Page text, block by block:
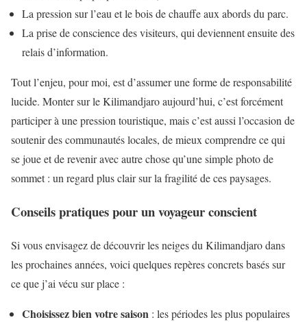
La pression sur l’eau et le bois de chauffe aux abords du parc.
La prise de conscience des visiteurs, qui deviennent ensuite des
relais d’information.
Tout l’enjeu, pour moi, est d’assumer une forme de responsabilité
lucide. Monter sur le Kilimandjaro aujourd’hui, c’est forcément
participer à une pression touristique, mais c’est aussi l’occasion de
soutenir des communautés locales, de mieux comprendre ce qui
se joue et de revenir avec autre chose qu’une simple photo de
sommet : un regard plus clair sur la fragilité de ces paysages.
Conseils pratiques pour un voyageur conscient
Si vous envisagez de découvrir les neiges du Kilimandjaro dans
les prochaines années, voici quelques repères concrets basés sur
ce que j’ai vécu sur place :
Choisissez bien votre saison : les périodes les plus populaires